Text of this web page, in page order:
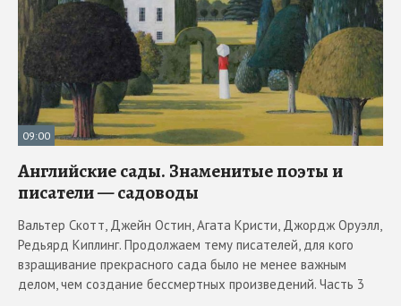
09:00
Английские сады. Знаменитые поэты и
писатели — садоводы
Вальтер Скотт, Джейн Остин, Агата Кристи, Джордж Оруэлл,
Редьярд Киплинг. Продолжаем тему писателей, для кого
взращивание прекрасного сада было не менее важным
делом, чем создание бессмертных произведений. Часть 3